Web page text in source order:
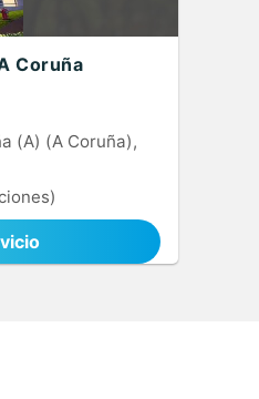
Coruña
(A) (A Coruña),